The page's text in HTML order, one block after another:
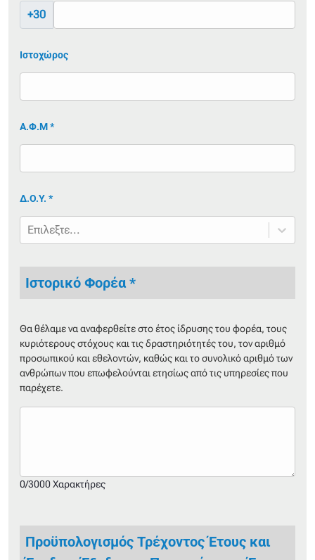
+30
Ιστοχώρος
Α.Φ.Μ *
Δ.Ο.Υ. *
Επιλεξτε...
Ιστορικό Φορέα *
Θα θέλαμε να αναφερθείτε στο έτος ίδρυσης του φορέα, τους
κυριότερους στόχους και τις δραστηριότητές του, τον αριθμό
προσωπικού και εθελοντών, καθώς και το συνολικό αριθμό των
ανθρώπων που επωφελούνται ετησίως από τις υπηρεσίες που
παρέχετε.
0/3000 Χαρακτήρες
Προϋπολογισμός Τρέχοντος Έτους και